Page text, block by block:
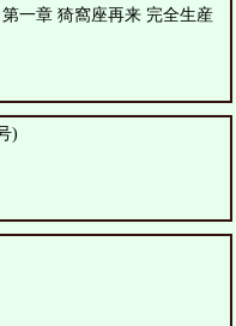
一章 猗窩座再来 完全生産
)